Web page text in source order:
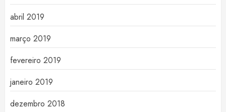
abril 2019
março 2019
fevereiro 2019
janeiro 2019
dezembro 2018